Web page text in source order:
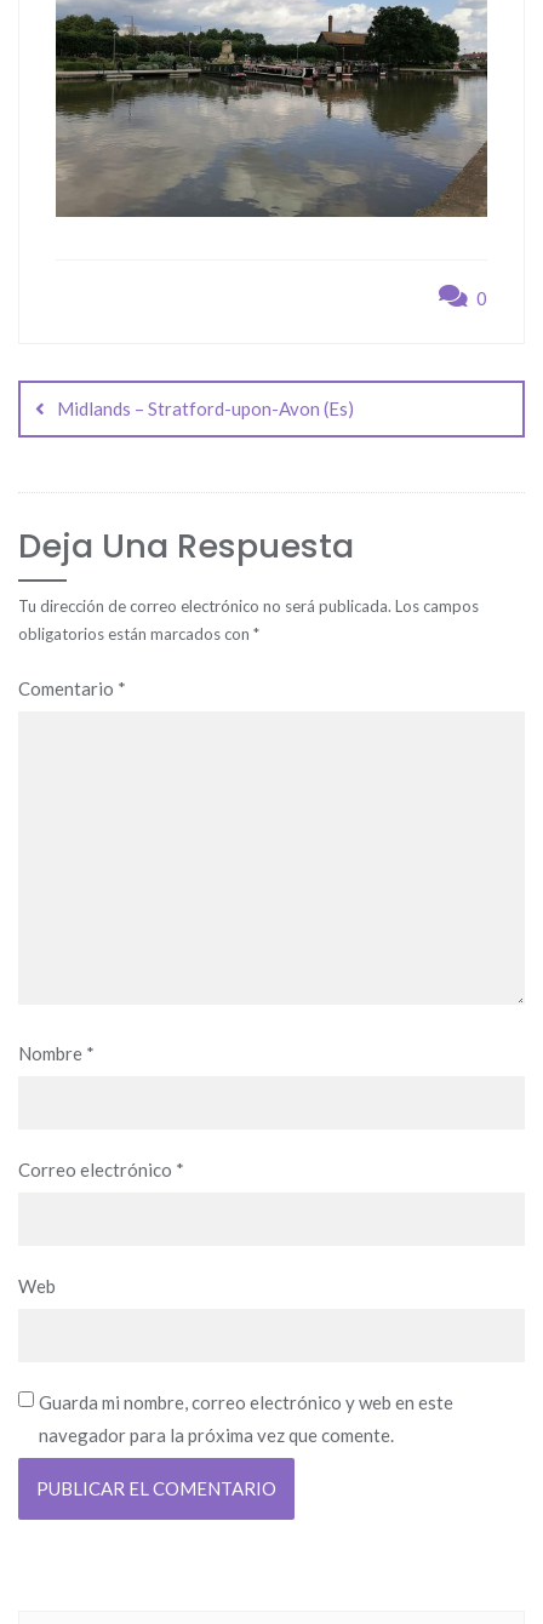
0
de
entradas
Midlands – Stratford-upon-Avon (Es)
Deja Una Respuesta
Tu dirección de correo electrónico no será publicada. Los campos
obligatorios están marcados con *
Comentario *
Nombre *
Correo electrónico *
Web
Guarda mi nombre, correo electrónico y web en este
navegador para la próxima vez que comente.